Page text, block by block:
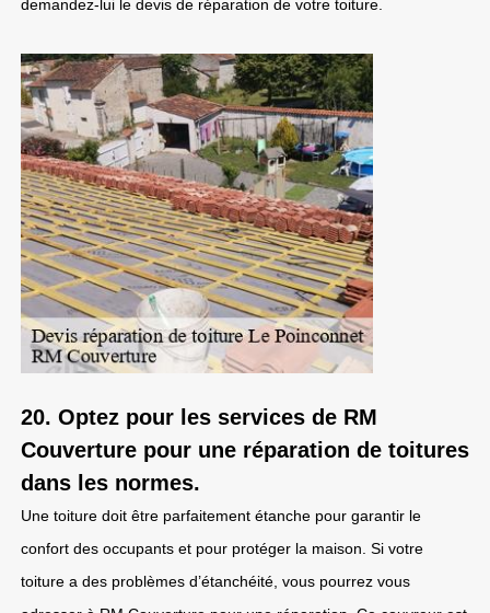
demandez-lui le devis de réparation de votre toiture.
20. Optez pour les services de RM
Couverture pour une réparation de toitures
dans les normes.
Une toiture doit être parfaitement étanche pour garantir le
confort des occupants et pour protéger la maison. Si votre
toiture a des problèmes d’étanchéité, vous pourrez vous